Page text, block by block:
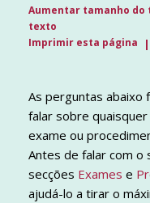
Aumentar tamanho do
texto
Imprimir esta página
As perguntas abaixo
falar sobre
exame ou
Antes de falar com o
secções Exames e
ajudá-lo a tirar o